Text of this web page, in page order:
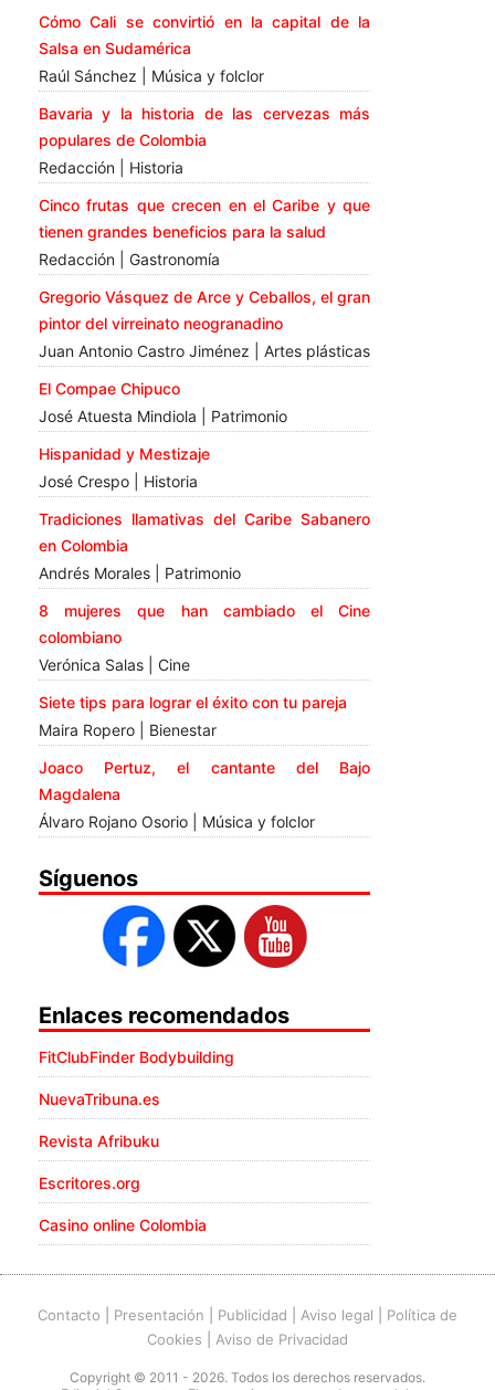
Cómo Cali se convirtió en la capital de la
Salsa en Sudamérica
Raúl Sánchez | Música y folclor
Bavaria y la historia de las cervezas más
populares de Colombia
Redacción | Historia
Cinco frutas que crecen en el Caribe y que
tienen grandes beneficios para la salud
Redacción | Gastronomía
Gregorio Vásquez de Arce y Ceballos, el gran
pintor del virreinato neogranadino
Juan Antonio Castro Jiménez | Artes plásticas
El Compae Chipuco
José Atuesta Mindiola | Patrimonio
Hispanidad y Mestizaje
José Crespo | Historia
Tradiciones llamativas del Caribe Sabanero
en Colombia
Andrés Morales | Patrimonio
8 mujeres que han cambiado el Cine
colombiano
Verónica Salas | Cine
Siete tips para lograr el éxito con tu pareja
Maira Ropero | Bienestar
Joaco Pertuz, el cantante del Bajo
Magdalena
Álvaro Rojano Osorio | Música y folclor
Síguenos
Enlaces recomendados
FitClubFinder Bodybuilding
NuevaTribuna.es
Revista Afribuku
Escritores.org
Casino online Colombia
Contacto Presentación Publicidad Aviso legal
Política de
Cookies
Aviso de Privacidad
Copyright © 2011 - 2026. Todos los derechos reservados.